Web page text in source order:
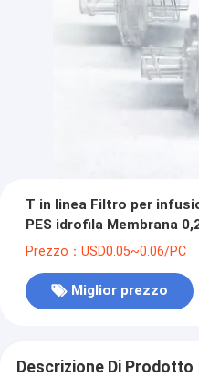
T in linea Filtro per
PES idrofila Membrana
pori
Prezzo：USD0.05~0.06/PC
Miglior prezzo
Descrizione Di Prodotto